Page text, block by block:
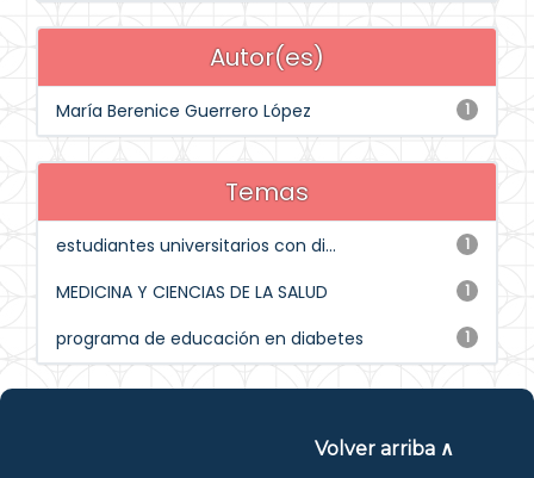
Autor(es)
1
María Berenice Guerrero López
Temas
1
estudiantes universitarios con di...
1
MEDICINA Y CIENCIAS DE LA SALUD
1
programa de educación en diabetes
Volver arriba ∧